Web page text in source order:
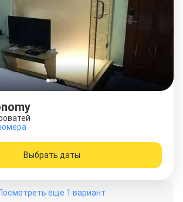
Выбрать даты
еще 1 вариант